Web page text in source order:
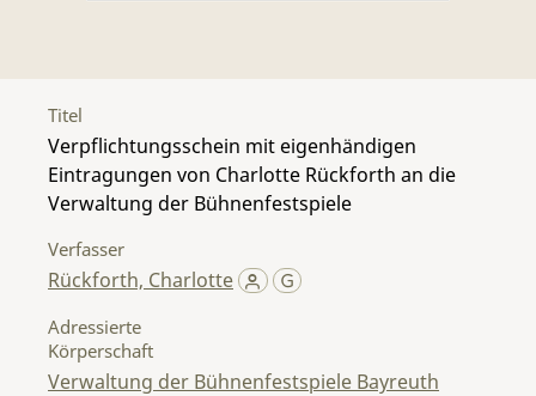
Titel
Verpflichtungsschein mit eigenhändigen
Eintragungen von Charlotte Rückforth an die
Verwaltung der Bühnenfestspiele
Verfasser
Rückforth, Charlotte
Adressierte
Körperschaft
Verwaltung der Bühnenfestspiele Bayreuth